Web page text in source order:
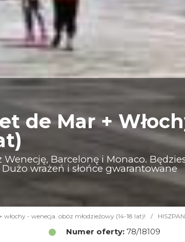
de Mar +
Barcelonę i Monaco.
wrażeń i słońce gwarantowane
- wenecja. obóz młodzieżowy (14-18 lat)! /
Numer oferty:78/18109